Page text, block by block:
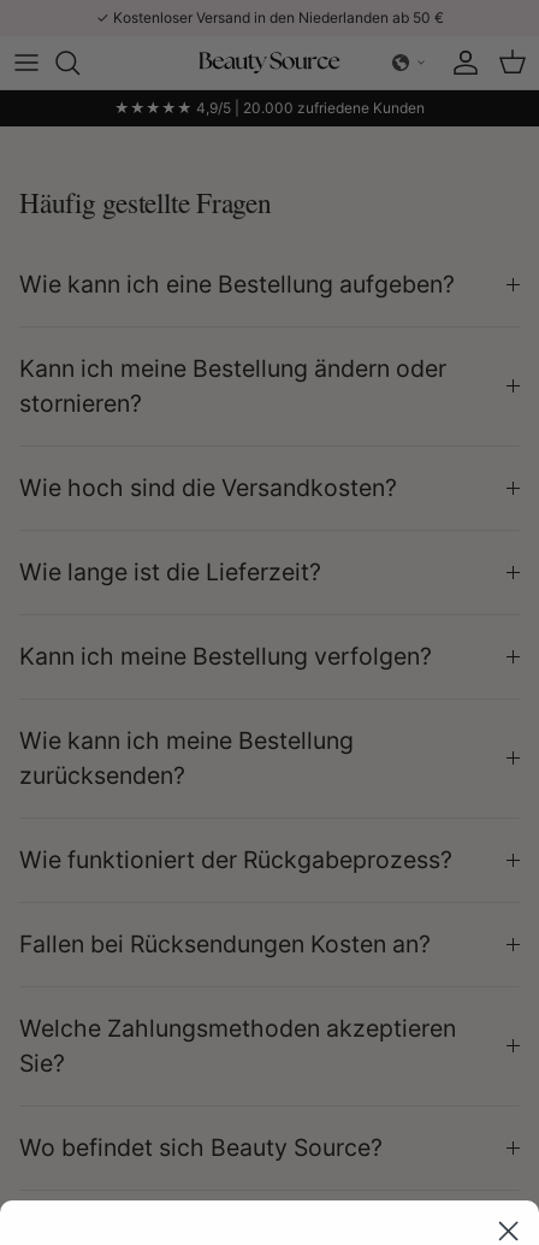
Direkt zum Inhalt✓ Kostenloser Versand in den Niederlanden ab 50 €
Konto
★★★★★ 4,9/5 | 20.000 zufriedene Kunden
Häufig gestellte Fragen
Wie kann ich eine Bestellung aufgeben?
Kann ich meine Bestellung ändern oder
stornieren?
Wie hoch sind die Versandkosten?
Wie lange ist die Lieferzeit?
Kann ich meine Bestellung verfolgen?
Wie kann ich meine Bestellung
zurücksenden?
Wie funktioniert der Rückgabeprozess?
Fallen bei Rücksendungen Kosten an?
Welche Zahlungsmethoden akzeptieren
Sie?
Wo befindet sich Beauty Source?